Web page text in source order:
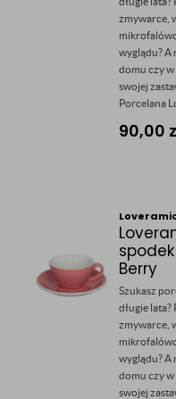
zmywarce,
wyglądu? A
domu czy
swojej
Porcelana
90,00
Berry
Szukasz
długie
zmywarce,
wyglądu? A
domu czy
swojej